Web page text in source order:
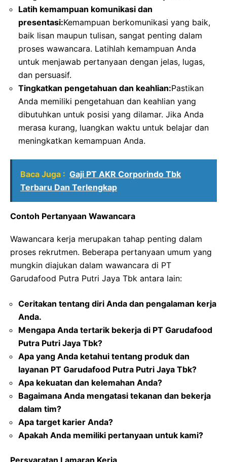
Latih kemampuan komunikasi dan
presentasi:Kemampuan berkomunikasi yang baik,
baik lisan maupun tulisan, sangat penting dalam
proses wawancara. Latihlah kemampuan Anda
untuk menjawab pertanyaan dengan jelas, lugas,
dan persuasif.
Tingkatkan pengetahuan dan keahlian:Pastikan
Anda memiliki pengetahuan dan keahlian yang
dibutuhkan untuk posisi yang dilamar. Jika Anda
merasa kurang, luangkan waktu untuk belajar dan
meningkatkan kemampuan Anda.
Baca Juga : Gaji PT AKR Corporindo Tbk
Terbaru Dan Terlengkap
Contoh Pertanyaan Wawancara
Wawancara kerja merupakan tahap penting dalam
proses rekrutmen. Beberapa pertanyaan umum yang
mungkin diajukan dalam wawancara di PT
Garudafood Putra Putri Jaya Tbk antara lain:
Ceritakan tentang diri Anda dan pengalaman kerja
Anda.
Mengapa Anda tertarik bekerja di PT Garudafood
Putra Putri Jaya Tbk?
Apa yang Anda ketahui tentang produk dan
layanan PT Garudafood Putra Putri Jaya Tbk?
Apa kekuatan dan kelemahan Anda?
Bagaimana Anda mengatasi tekanan dan bekerja
dalam tim?
Apa target karier Anda?
Apakah Anda memiliki pertanyaan untuk kami?
Persyaratan Lamaran Kerja